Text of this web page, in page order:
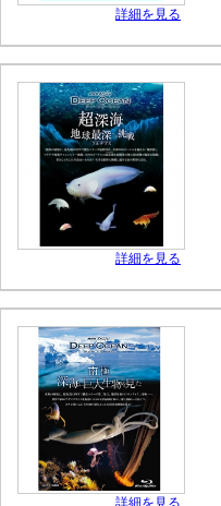
詳細を見る
詳細を見る
詳細を見る